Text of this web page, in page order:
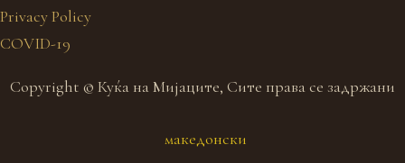
Privacy Policy
COVID-19
Copyright © Куќа на Мијаците, Сите права се задржани
македонски